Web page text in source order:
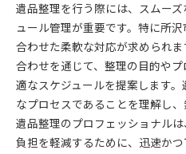
遺品整理を行う際には、スムー
ュール管理が重要です。特に所
合わせた柔軟な対応が求められ
合わせを通じて、整理の目的や
適なスケジュールを提案します
なプロセスであることを理解し
遺品整理のプロフェッショナル
負担を軽減するために、迅速かつ